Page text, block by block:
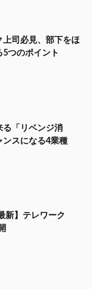
上司必見、部下をほ
5つのポイント
る「リベンジ消
ンスになる4業種
新】テレワーク